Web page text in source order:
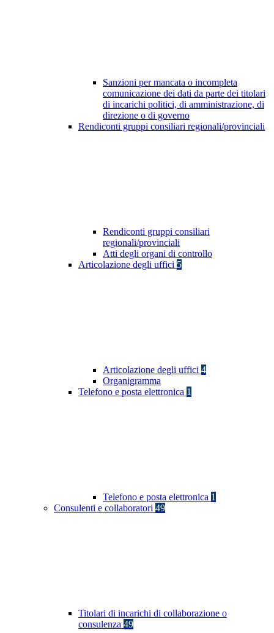
Sanzioni per mancata o incompleta
comunicazione dei dati da parte dei titolari
di incarichi politici, di amministrazione, di
direzione o di governo
Rendiconti gruppi consiliari regionali/provinciali
Rendiconti gruppi consiliari
regionali/provinciali
Atti degli organi di controllo
Articolazione degli uffici 5
Articolazione degli uffici 4
Organigramma
Telefono e posta elettronica 1
Telefono e posta elettronica 1
Consulenti e collaboratori 49
Titolari di incarichi di collaborazione o
consulenza 49